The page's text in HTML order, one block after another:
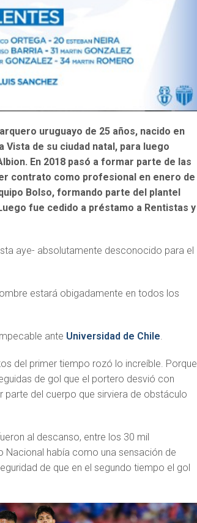
uruguayo de 25 años, nacido en
Vista de su ciudad natal, ​ para luego
​ En 2018 pasó a formar parte de las
contrato como profesional en enero de
Bolso,​ formando parte del plantel
fue cedido a préstamo a Rentistas y
aye- absolutamente desconocido para el
estará obigadamente en todos los
ante Universidad de Chile.
del primer tiempo rozó lo increíble. Porque
de gol que el portero desvió con
del cuerpo que sirviera de obstáculo
al descanso, entre los 30 mil
había como una sensación de
de que en el segundo tiempo el gol